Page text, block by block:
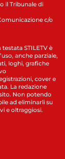
il Tribunale di
c/o
STILETV è
anche parziale,
loghi, grafiche
cover e
La redazione
Non potendo
ad eliminarli su
e oltraggiosi.